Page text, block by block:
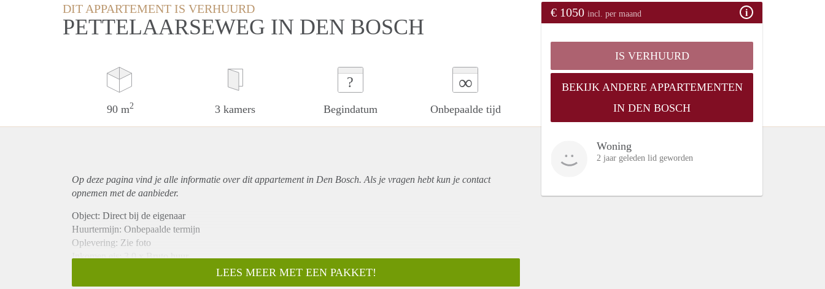
DIT APPARTEMENT IS VERHUURD
PETTELAARSEWEG IN DEN BOSCH
90 m2 3 kamers
?
Begindatum
∞
Onbepaalde tijd
€ 1050 incl. per maand
IS VERHUURD
BEKIJK ANDERE APPARTEMENTEN
IN DEN BOSCH
Woning
2 jaar geleden lid geworden
Op deze pagina vind je alle informatie over ditappartementin Den Bosch. Als je vragen hebt kun je contact
opnemen met de aanbieder.
Object: Direct bij de eigenaar
Huurtermijn: Onbepaalde termijn
Oplevering: Zie foto
Inkomen eis: 3,0 x Bruto huur
Borg: 1 Maand
LEES MEER MET EEN PAKKET!